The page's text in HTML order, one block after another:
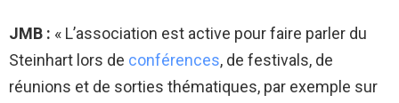
JMB : « L’association est active pour faire parler du
Steinhart lors de conférences, de festivals, de
réunions et de sorties thématiques, par exemple sur